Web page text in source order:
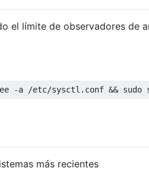
el límite de observadores de
más recientes